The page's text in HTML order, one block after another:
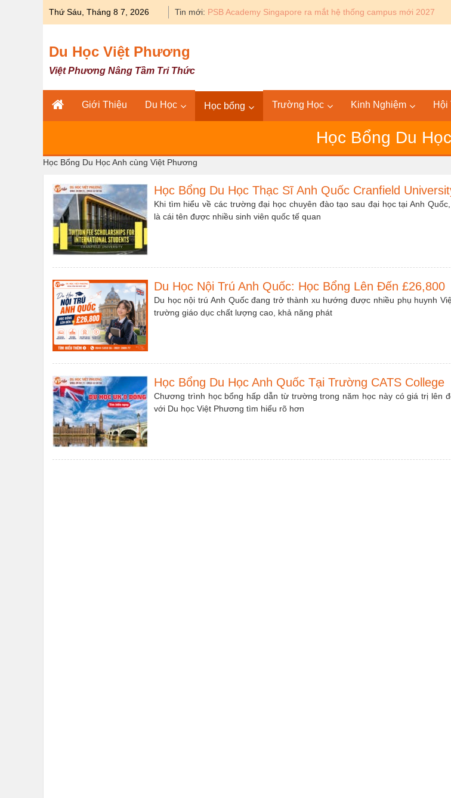
Thứ Sáu, Tháng 8 7, 2026 Tin mới: Du học Y khoa Canada: Lộ trình Bác sĩ 4+4 KPU – SGU tại Mỹ
Du Học Việt Phương
Việt Phương Nâng Tầm Tri Thức
Giới Thiệu Du Học Học bổng Trường Học Kinh Nghiệm Hội
Học Bổng Du
Học Bổng Du Học Anh cùng Việt Phương
Học Bổng Du Học Thạc Sĩ Anh Quốc Cranfield
Khi tìm hiểu về các trường đại học chuyên đào tạo sau đại học tại Anh
là cái tên được nhiều sinh viên quốc tế quan
Du Học Nội Trú Anh Quốc: Học Bổng Lên Đến £26,800
Du học nội trú Anh Quốc đang trở thành xu hướng được nhiều phụ huynh
trường giáo dục chất lượng cao, khả năng phát
Học Bổng Du Học Anh Quốc Tại Trường CATS College
Chương trình học bổng hấp dẫn từ trường trong năm học này có giá trị lên
với Du học Việt Phương tìm hiểu rõ hơn